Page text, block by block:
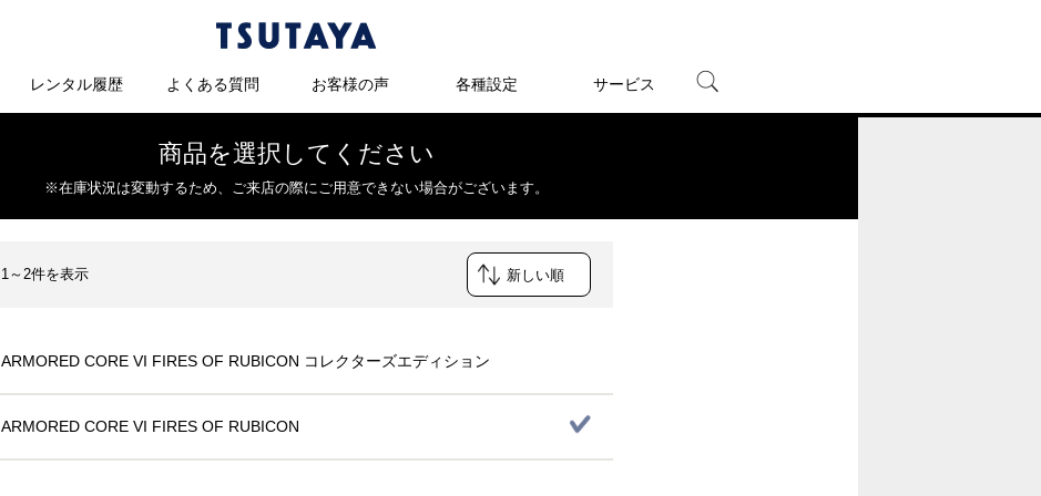
レンタル履歴 よくある質問 お客様の声 各種設定 サービス
商品を選択してください
※在庫状況は変動するため、 ご来店の際にご用意できない場合がございます。
1～2件を表示
ARMORED CORE VI FIRES OF RUBICON コレクターズエディション
ARMORED CORE VI FIRES OF RUBICON